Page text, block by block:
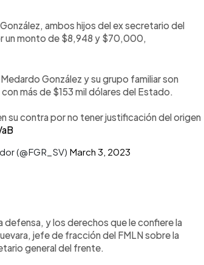
ambos hijos del ex secretario del
un monto de $8,948 y $70,000,
González y su grupo familiar son
más de $153 mil dólares del Estado.
su contra por no tener justificación del origen
(@FGR_SV) March 3, 2023
defensa, y los derechos que le confiere la
jefe de fracción del FMLN sobre la
general del frente.